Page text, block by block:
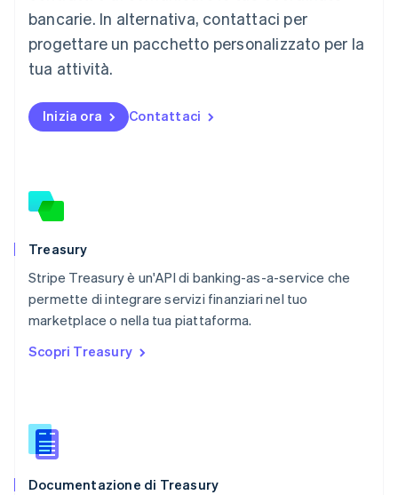
bancarie. In alternativa, contattaci per
progettare un pacchetto personalizzato per la
tua attività.
Inizia ora Contattaci
Treasury
Stripe Treasury è un'API di banking-as-a-service che
permette di integrare servizi finanziari nel tuo
marketplace o nella tua piattaforma.
Scopri Treasury
Documentazione di Treasury
English
Messico
Español English
Norvegia
Nuova Zelanda
English
Paesi Bassi
Portogallo
Português
RAS di Hong Kong, Cina
English
Regno Unito
English
Repubblica Ceca
English
Romania
Slovacchia
English
Slovenia
EnglishItaliano